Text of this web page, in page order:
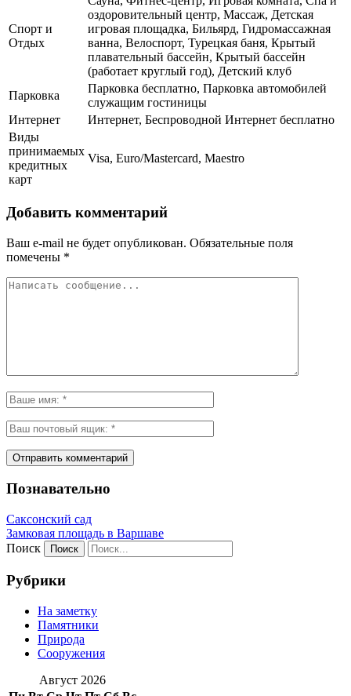
Спорт и
Отдых
оздоровительный центр, Массаж, Детская
игровая площадка, Бильярд, Гидромассажная
ванна, Велоспорт, Турецкая баня, Крытый
плавательный бассейн, Крытый бассейн
(работает круглый год), Детский клуб
Парковка
Парковка бесплатно, Парковка автомобилей
служащим гостиницы
Интернет
Интернет, Беспроводной Интернет бесплатно
Виды
принимаемых
кредитных
карт
Visa, Euro/Mastercard, Maestro
Добавить комментарий
Ваш e-mail не будет опубликован. Обязательные поля
помечены *
Познавательно
Саксонский сад
Замковая площадь в Варшаве
Поиск
Рубрики
На заметку
Памятники
Природа
Сооружения
Август 2026